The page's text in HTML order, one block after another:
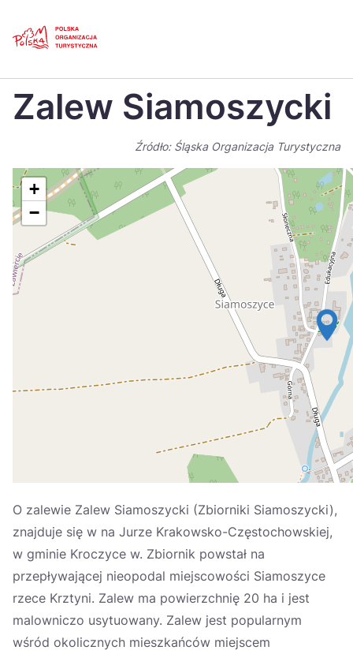
Polski
Español
Italiano
Nederlands 日本
Português
Zalew Siamoszycki
Źródło: Śląska Organizacja Turystyczna
+
−
O zalewie Zalew Siamoszycki (Zbiorniki Siamoszycki),
znajduje się w na Jurze Krakowsko-Częstochowskiej,
w gminie Kroczyce w. Zbiornik powstał na
przepływającej nieopodal miejscowości Siamoszyce
rzece Krztyni. Zalew ma powierzchnię 20 ha i jest
malowniczo usytuowany. Zalew jest popularnym
wśród okolicznych mieszkańców miejscem